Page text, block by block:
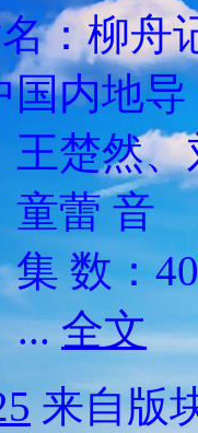
：柳舟
内地
王楚然
童蕾
集 数：
...全文
来自版